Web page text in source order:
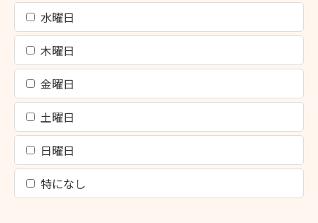
水曜日
木曜日
金曜日
土曜日
日曜日
特になし